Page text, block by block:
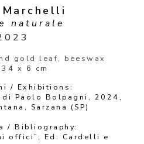
naturale
gold leaf, beeswax
x 6 cm
/ Exhibitions:
Paolo Bolpagni, 2024,
Sarzana (SP)
/ Bibliography:
offici”, Ed. Cardelli e